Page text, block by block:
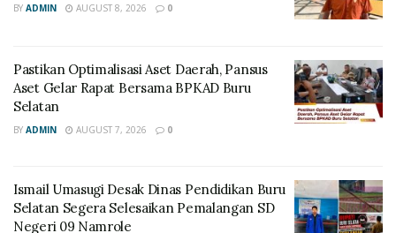
BY ADMIN AUGUST 8, 2026 0
Pastikan Optimalisasi Aset Daerah, Pansus
Aset Gelar Rapat Bersama BPKAD Buru
Selatan
BY ADMIN AUGUST 7, 2026 0
Ismail Umasugi Desak Dinas Pendidikan Buru
Selatan Segera Selesaikan Pemalangan SD
Negeri 09 Namrole